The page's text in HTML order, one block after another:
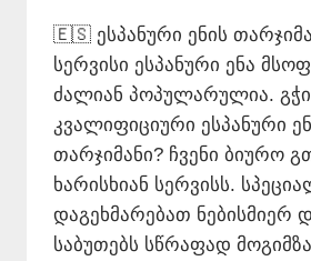
🇪🇸 ესპანური ენის
სერვისი ესპანური ენა
ძალიან პოპულარულია.
კვალიფიციური ესპანური
თარჯიმანი? ჩვენი ბიურო
ხარისხიან სერვისს.
დაგეხმარებათ ნებისმიერ
საბუთებს სწრაფად